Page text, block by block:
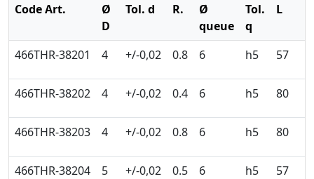
Code Art.
Ø
D
Tol. d R.
Ø
queue
Tol.
q
L
466THR-38201 4 +/-0,02 0.8 6 h5 57
466THR-38202 4 +/-0,02 0.4 6 h5 80
466THR-38203 4 +/-0,02 0.8 6 h5 80
466THR-38204 5 +/-0,02 0.5 6 h5 57